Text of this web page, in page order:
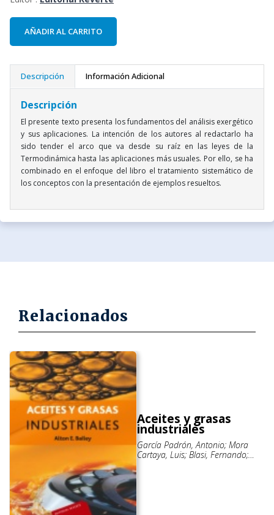
AÑADIR AL CARRITO
Descripción Información Adicional
Descripción
El presente texto presenta los fundamentos del análisis exergético
y sus aplicaciones. La intención de los autores al redactarlo ha
sido tender el arco que va desde su raíz en las leyes de la
Termodinámica hasta las aplicaciones más usuales. Por ello, se ha
combinado en el enfoque del libro el tratamiento sistemático de
los conceptos con la presentación de ejemplos resueltos.
Relacionados
Aceites y grasas
industriales
García Padrón, Antonio; Mora
Cartaya, Luis; Blasi, Fernando;